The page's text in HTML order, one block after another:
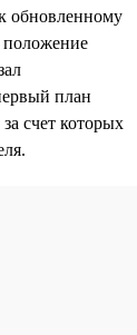
обновленному
положение
план
счет которых